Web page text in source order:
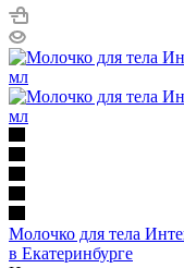
Молочко для тела
в Екатеринбурге